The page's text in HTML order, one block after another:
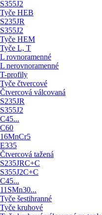
S355J2
Tyče HEB
S235JR
S355J2
Tyče HEM
Tyče L, T
L rovnoramenné
L nerovnoramenné
T-profily
Tyče čtvercové
Čtvercová válcovaná
S235JR
S355J2
C45...
C60
16MnCr5
E335
Čtvercová tažená
S235JRC+C
S355J2C+C
C45...
11SMn30...
Tyče šestihranné
Tyče kruhové